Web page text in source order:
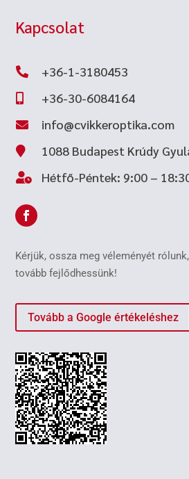
Kapcsolat
 +36-1-3180453
 +36-30-6084164
 info@cvikkeroptika.com
 1088 Budapest Krúdy
 Hétfő-Péntek: 9:00 –
Kérjük, ossza meg véleményét
tovább fejlődhessünk!
Tovább a Google értékeléshez